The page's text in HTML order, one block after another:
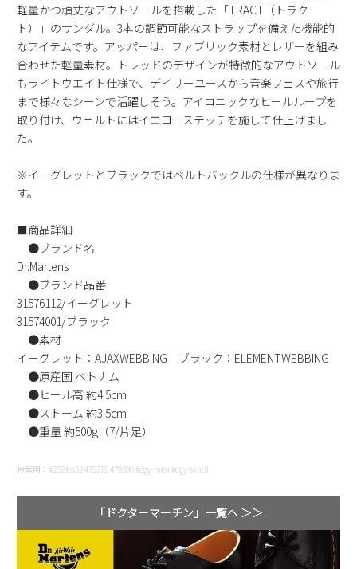
日 月 火 水 木 金
土
1
2 3 4
5
6
7 8 9 10 11
12
13
14 15 16 17 18
19
20
21 22 23 24 25
26
27
28 29 30
新規会員登録
会社概要
プライバシーポリシー
特定商取引法に基づく表示
お問い合わせ
軽量かつ頑丈なアウトソールを搭載した「TRACT（トラク
ト）」のサンダル。3本の調節可能なストラップを備えた機能的
なアイテムです。アッパーは、ファブリック素材とレザーを組み
合わせた軽量素材。トレッドのデザインが特徴的なアウトソール
もライトウエイト仕様で、デイリーユースから音楽フェスや旅行
まで様々なシーンで活躍しそう。アイコニックなヒールループを
取り付け、ウェルトにはイエローステッチを施して仕上げまし
た。
※イーグレットとブラックではベルトバックルの仕様が異なりま
す。
■商品詳細
●ブランド名
Dr.Martens
●ブランド品番
31576112/イーグレット
31574001/ブラック
●素材
イーグレット：AJAXWEBBING ブラック：ELEMENTWEBBING
●原産国 ベトナム
●ヒール高 約4.5cm
●ストーム 約3.5cm
●重量 約500g（7/片足）
検索用：#2024ss52 479279 479280 #cgy-men #cgy-sandl
「ドクターマーチン」一覧へ ＞＞